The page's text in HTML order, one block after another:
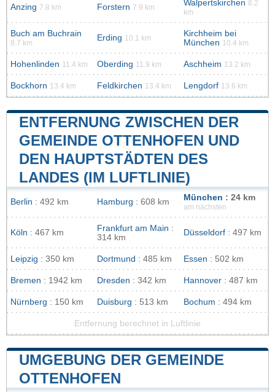
Anzing 7.8 km Forstern 7.9 km Walpertskirchen 8.2
km
Buch am Buchrain
8.7 km
Erding 10.1 km
Kirchheim bei
München 10.4 km
Hohenlinden 11.4 km Oberding 11.9 km Aschheim 13.2 km
Bockhorn 13.4 km Feldkirchen 13.4 km Lengdorf 13.6 km
ENTFERNUNG ZWISCHEN DER
GEMEINDE OTTENHOFEN UND
DEN HAUPTSTÄDTEN DES
LANDES (IM LUFTLINIE)
Berlin : 492 km Hamburg : 608 km München : 24 km
am nächsten
Köln : 467 km Frankfurt am Main :
314 km
Düsseldorf : 497 km
Leipzig : 350 km Dortmund : 485 km Essen : 502 km
Bremen : 1942 km Dresden : 342 km Hannover : 487 km
Nürnberg : 150 km Duisburg : 513 km Bochum : 494 km
Entfernung berechnet in Luftlinie
UMGEBUNG DER GEMEINDE
OTTENHOFEN